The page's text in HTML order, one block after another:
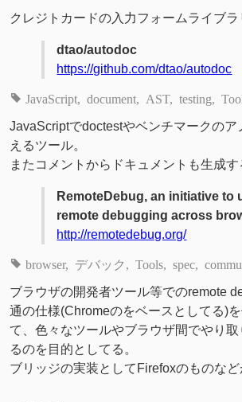
クレジトカードの入力フォームライブラ
dtao/autodoc
https://github.com/dtao/autodoc
JavaScript document AST testing
JavaScriptでdoctestやベンチマークのア
えるツール。
またコメントからドキュメントも生成
RemoteDebug, an initiative to
remote debugging across
http://remotedebug.org/
browser デバック Tools spec
ブラウザの開発者ツール等でのremote
通の仕様(Chromeのをベースとしてる)
て、色々なツールやブラウザ間でやり
るのを目的としてる。
ブリッジの実装としてFirefoxのものなど